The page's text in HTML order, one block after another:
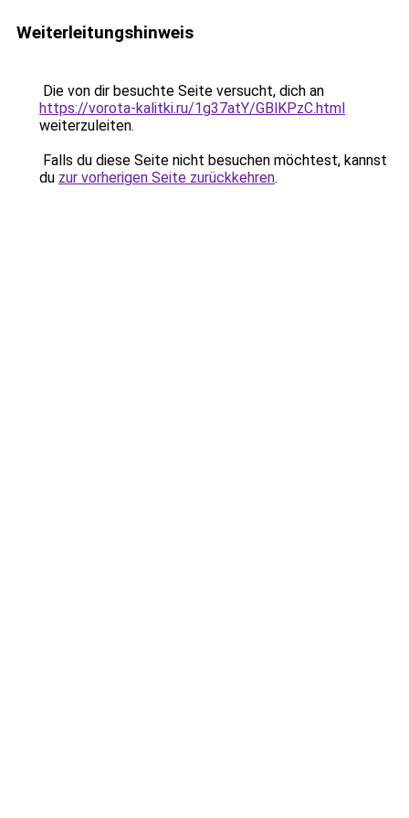
Weiterleitungshinweis
Die von dir besuchte Seite versucht, dich an
https://vorota-kalitki.ru/1g37atY/GBlKPzC.html
weiterzuleiten.
Falls du diese Seite nicht besuchen möchtest, kannst
du zur vorherigen Seite zurückkehren.